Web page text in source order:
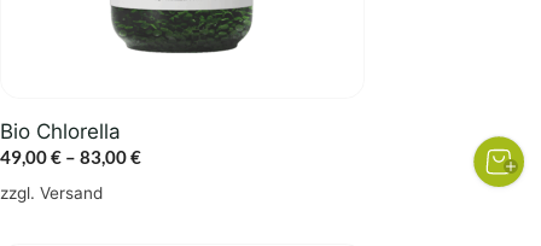
Bio Chlorella
49,00€ – 83,00€Preisspanne:
zzgl. Versand
werden